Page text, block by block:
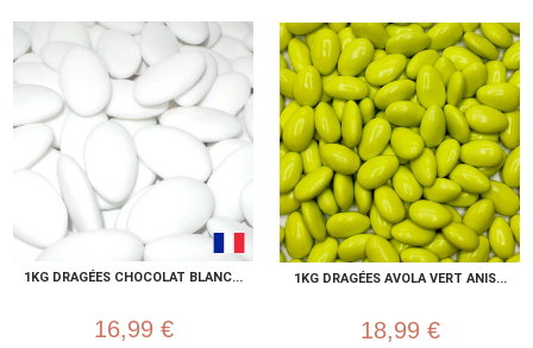
1KG DRAGÉES CHOCOLAT BLANC...
16,99 €
1KG DRAGÉES AVOLA VERT ANIS...
18,99 €